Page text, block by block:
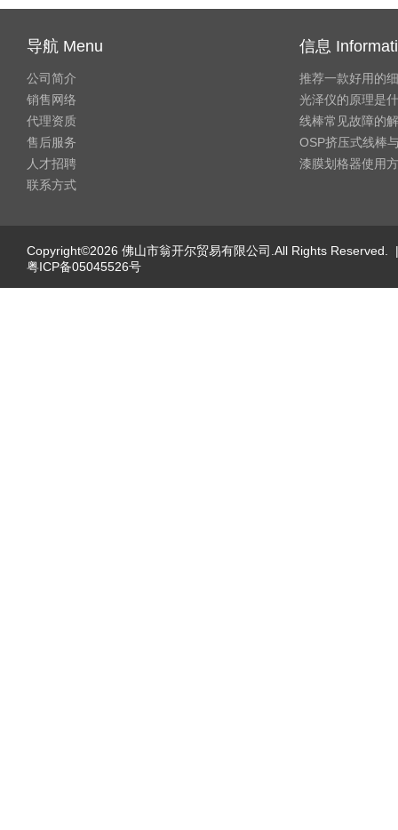
导航 Menu
公司简介
销售网络
代理资质
售后服务
人才招聘
联系方式
信息
推荐一款好用的
光泽仪的原理是
线棒常见故障的
OSP挤压式线棒
漆膜划格器使用
Copyright©2026 佛山市翁开尔贸易有限公司.All Rights Reserved. |
粤ICP备05045526号